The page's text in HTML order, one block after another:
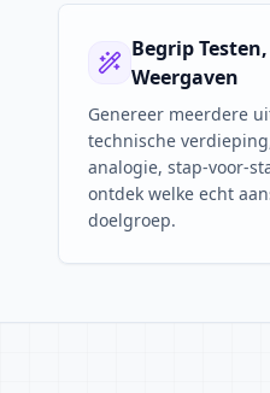
Begrip
Weergaven
Genereer meerdere
technische
analogie, stap-voor-
ontdek welke echt
doelgroep.